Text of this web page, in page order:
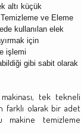
altı küçük
ve Eleme
kullanılan elek
için
işlemi
gibi sabit olarak
tek tekneli
farklı olarak bir adet
makine temizleme